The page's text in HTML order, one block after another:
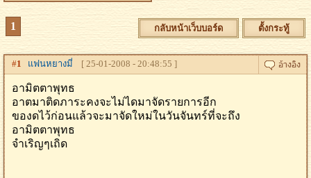
1 กลับหน้าเว็บบอร์ด ตั้งกระทู้
#1 แฟนหยางมี่ [ 25-01-2008 - 20:48:55 ]
อามิตตาพุทธ
อาตมาติดภาระคงจะไม่ไดมาจัดรายการอีก
ของดไว้ก่อนแล้วจะมาจัดใหม่ในวันจันทร์ที่จะถึง
อามิตตาพุทธ
จำเริญๆเถิด